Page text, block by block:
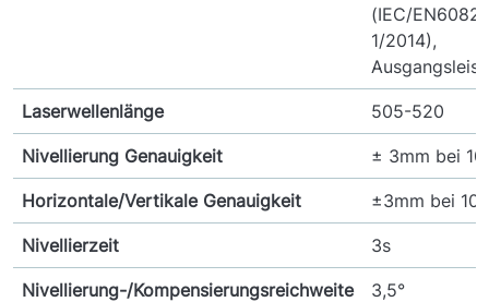
(IEC/
1/2014),
Laserwellenlänge 505-520
Nivellierung Genauigkeit ± 3mm bei
Horizontale/Vertikale Genauigkeit ±3mm bei
Nivellierzeit 3s
Nivellierung-/Kompensierungsreichweite 3,5°